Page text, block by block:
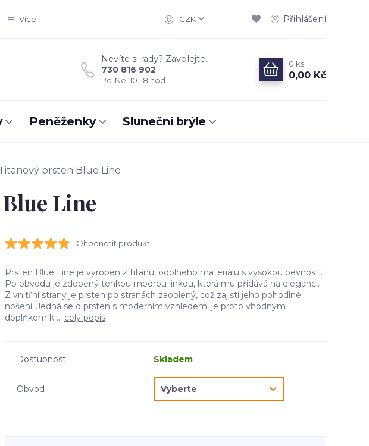
Více CZK Přihlášení
Nevíte si rady? Zavolejte.
730 816 902
Po-Ne, 10-18 hod.
0 ks
0,00 Kč
Peněženky Sluneční brýle
prsten Blue Line
Line
Ohodnotit produkt
Prsten Blue Line je vyroben z titanu, odolného materiálu s vysokou pevností.
Po obvodu je zdobený tenkou modrou linkou, která mu přidává na eleganci.
Z vnitřní strany je prsten po stranách zaoblený, což zajistí jeho pohodlné
nošení. Jedná se o prsten s moderním vzhledem, je proto vhodným
doplňkem k ... celý popis
Dostupnost Skladem
Obvod